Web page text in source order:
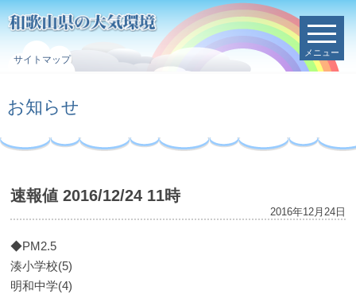
サイトマップ
メニュー
お知らせ
速報値 2016/12/24 11時
2016年12月24日
◆PM2.5
湊小学校(5)
明和中学(4)